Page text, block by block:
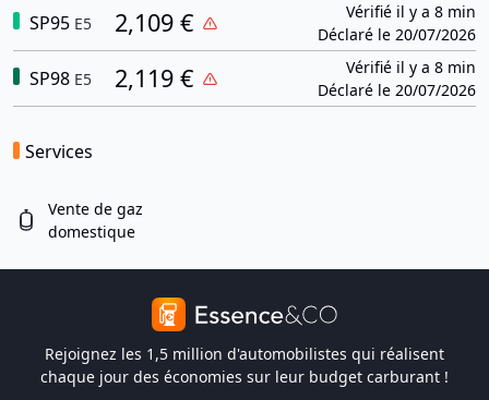
SP95 E5 2,109 €
Vérifié il y a 8 min
Déclaré le 20/07/2026
SP98 E5 2,119 €
Vérifié il y a 8 min
Déclaré le 20/07/2026
Services
Vente de gaz
domestique
Rejoignez les 1,5 million d'automobilistes qui réalisent
chaque jour des économies sur leur budget carburant !